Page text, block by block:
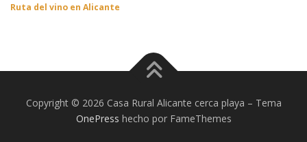
Ruta del vino en Alicante
Copyright © 2026 Casa Rural Alicante cerca playa – Tema
OnePress hecho por FameThemes